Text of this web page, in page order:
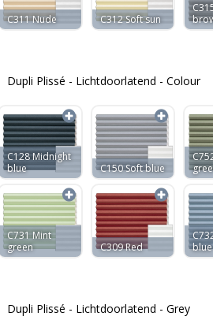
C311 Nude C312 Soft sun
Dupli Plissé - Lichtdoorlatend - Colour
C128 Midnight
blue
C150 Soft blue
C731 Mint
green
C309 Red
blue
Dupli Plissé - Lichtdoorlatend - Grey